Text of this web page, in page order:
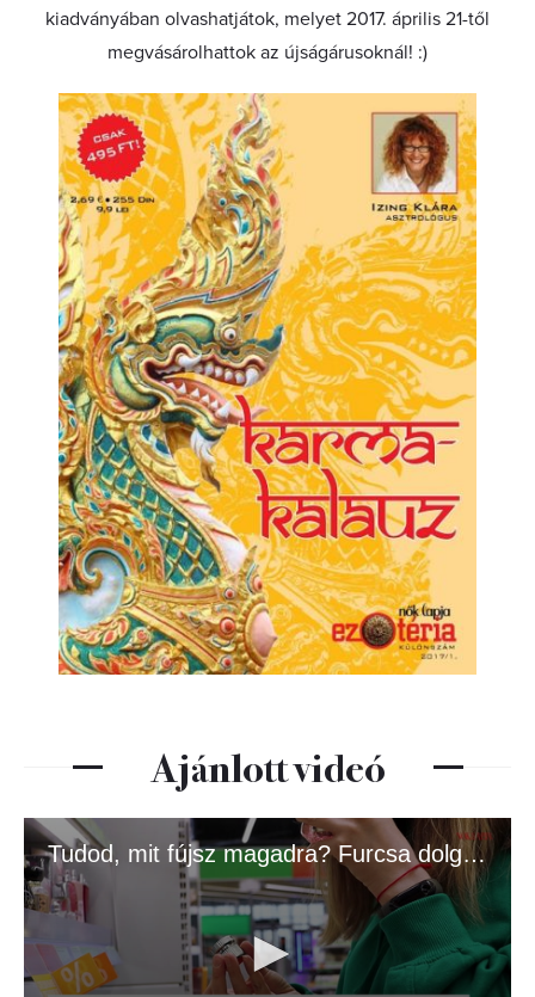
kiadványában olvashatjátok, melyet 2017. április 21-től
megvásárolhattok az újságárusoknál! :)
Ajánlott videó
Tudod, mit fújsz magadra? Furcsa dolgok lehetnek a kedvenc parfümjeidben